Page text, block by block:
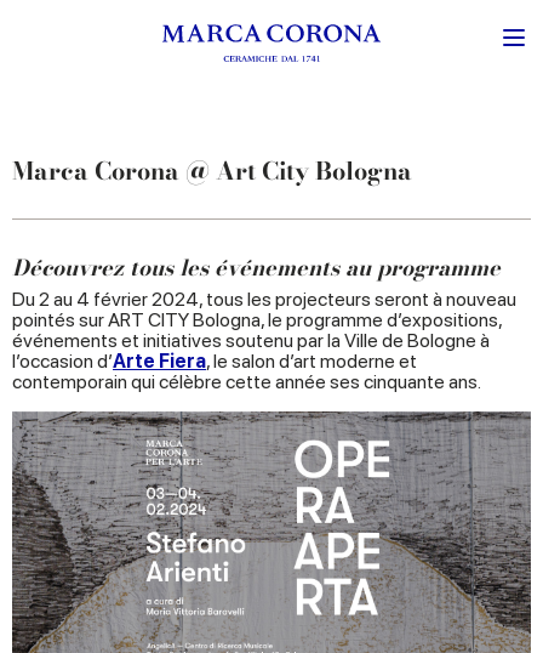
Marca Corona @ Art City Bologna
Découvrez tous les événements au programme
Du 2 au 4 février 2024, tous les projecteurs seront à nouveau
pointés sur ART CITY Bologna, le programme d’expositions,
événements et initiatives soutenu par la Ville de Bologne à
l’occasion d’Arte Fiera, le salon d’art moderne et
contemporain qui célèbre cette année ses cinquante ans.